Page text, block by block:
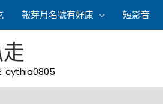
報芽月名號有好康 短影音
cythia0805